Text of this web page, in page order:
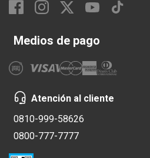
Medios de pago
Atención al cliente
0810-999-58626
0800-777-7777